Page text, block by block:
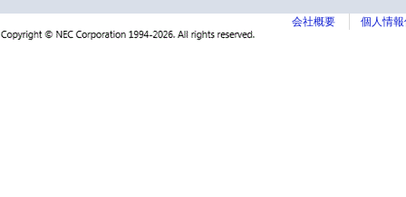
会社概要 個人情